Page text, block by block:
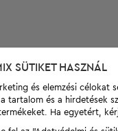
SÜTIKET HASZNÁL
és elemzési
és a hirdetések
Ha egyetért,